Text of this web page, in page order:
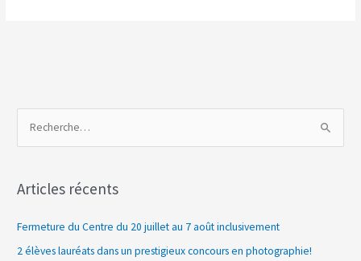
h
Articles récents
Fermeture du Centre du 20 juillet au 7 août inclusivement
2 élèves lauréats dans un prestigieux concours en photographie!